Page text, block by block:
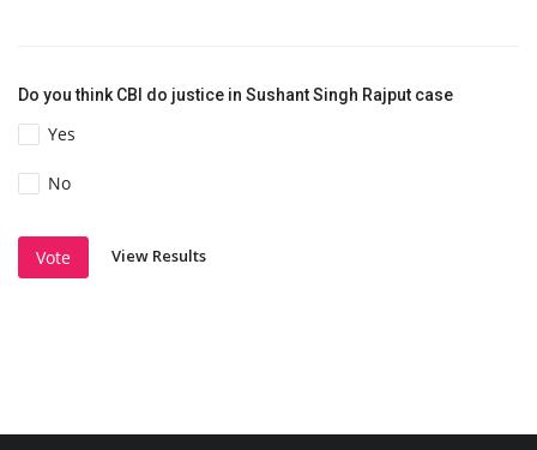
Do you think CBI do justice in Sushant Singh Rajput case
Yes
No
Vote View Results